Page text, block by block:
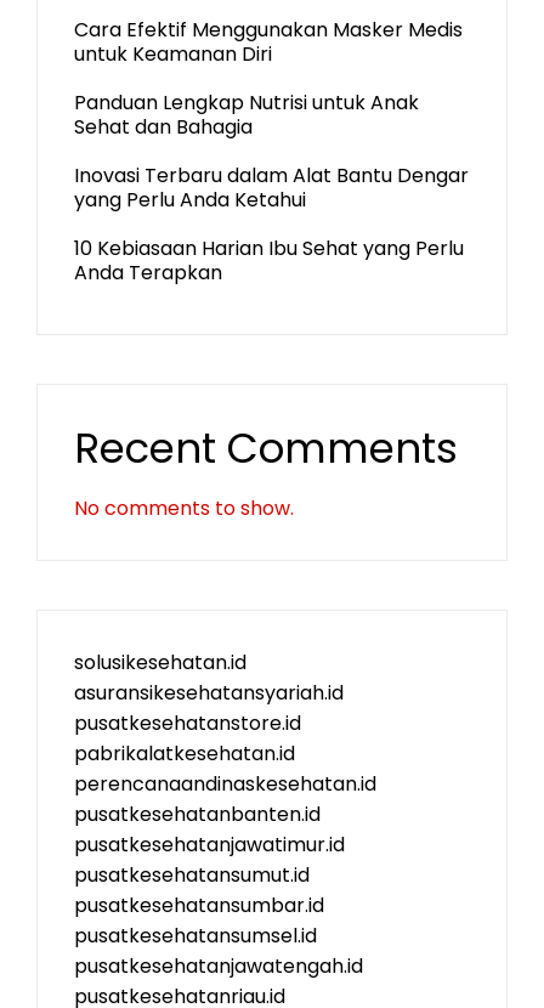
Cara Efektif Menggunakan Masker Medis
untuk Keamanan Diri
Panduan Lengkap Nutrisi untuk Anak
Sehat dan Bahagia
Inovasi Terbaru dalam Alat Bantu Dengar
yang Perlu Anda Ketahui
10 Kebiasaan Harian Ibu Sehat yang Perlu
Anda Terapkan
Recent Comments
No comments to show.
solusikesehatan.id
asuransikesehatansyariah.id
pusatkesehatanstore.id
pabrikalatkesehatan.id
perencanaandinaskesehatan.id
pusatkesehatanbanten.id
pusatkesehatanjawatimur.id
pusatkesehatansumut.id
pusatkesehatansumbar.id
pusatkesehatansumsel.id
pusatkesehatanjawatengah.id
pusatkesehatanriau.id